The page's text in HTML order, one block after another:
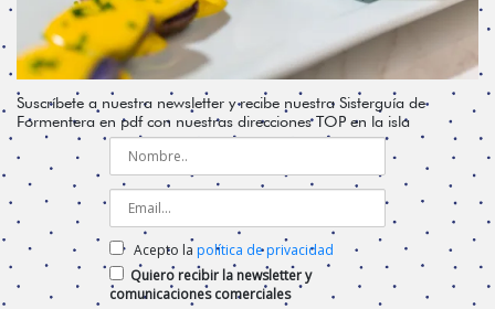
Suscríbete a nuestra newsletter y recibe nuestra Sisterguía de
Formentera en pdf con nuestras direcciones TOP en la isla
Acepto la política de privacidad
Quiero recibir la newsletter y
comunicaciones comerciales